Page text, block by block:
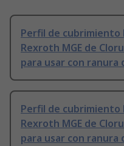
Perfil de cubrimiento
Rexroth MGE de
para usar con ranura
Perfil de cubrimiento
Rexroth MGE de
para usar con ranura